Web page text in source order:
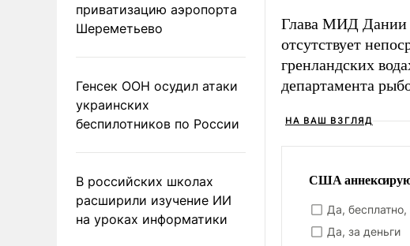
приватизацию аэропорта
Шереметьево
Генсек ООН осудил атаки
украинских
беспилотников по России
В российских школах
расширили изучение ИИ
на уроках информатики
Глава МИД Дании
отсутствует
гренландских
департамента
НА ВАШ ВЗГЛЯД
США
Да,
Да, за деньги